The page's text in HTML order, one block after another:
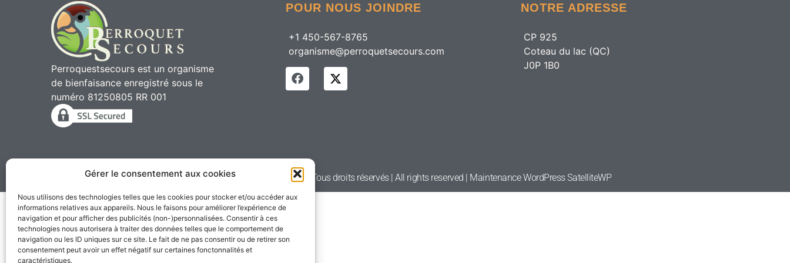
Gérer le consentement aux cookies
Nous utilisons des technologies telles que les cookies pour stocker et/ou accéder aux
informations relatives aux appareils. Nous le faisons pour améliorer l’expérience de
navigation et pour afficher des publicités (non-)personnalisées. Consentir à ces
technologies nous autorisera à traiter des données telles que le comportement de
navigation ou les ID uniques sur ce site. Le fait de ne pas consentir ou de retirer son
consentement peut avoir un effet négatif sur certaines fonctonnalités et
caractéristiques.
Perroquestsecours est un organisme
de bienfaisance enregistré sous le
numéro 81250805 RR 001
POUR NOUS JOINDRE
+1 450-567-8765
organisme@perroquetsecours.com
NOTRE ADRESSE
CP 925
Coteau du lac (QC)
J0P 1B0
2010 - 2026 © Perroquetsecours | Tous droits réservés | All rights reserved | Maintenance WordPressSatelliteWP